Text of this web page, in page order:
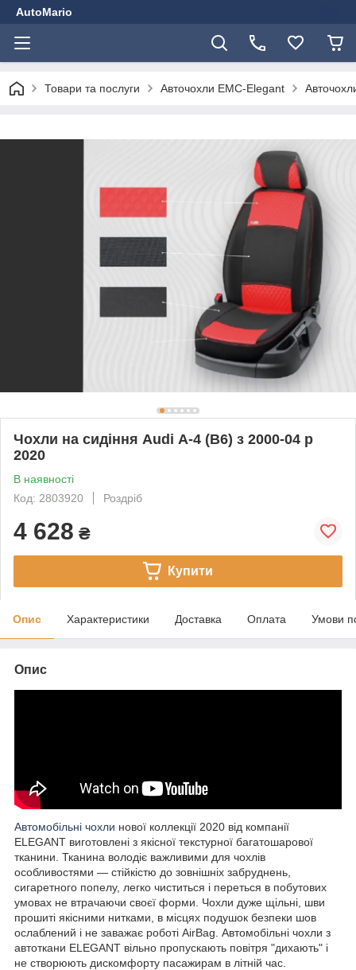
AutoMario
Товари та послуги Авточохли EMC-Elegant
Чохли на сидіння Audi А-4 (B6) з 2000-04 р
2020
В наявності
Код: 2803920
Роздріб
4 628 ₴
Купити
Опис Характеристики Доставка Оплата Умови
Опис
Автомобільні чохли нової коллекції 2020 від компанії
ELEGANT виготовлені з якісної текстурної багатошарової
тканини. Тканина володіє важливими для чохлів
особливостями — стійкістю до зовнішніх забруднень,
сигаретного попелу, легко чиститься і переться в побутових
умовах не втрачаючи своєї форми. Чохли дуже щільні, шви
прошиті якісними нитками, в місцях подушок безпеки шов
ослаблений і не заважає роботі AirBag. Автомобільні чохли з
автоткани ELEGANT вільно пропускають повітря "дихають" і
не створюють дискомфорту пасажирам в літній час.